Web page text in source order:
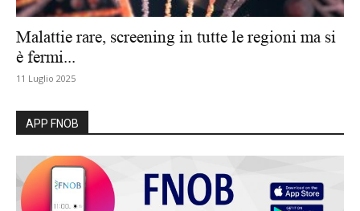
Malattie rare, screening in tutte le regioni ma si
è fermi...
11 Luglio 2025
APP FNOB